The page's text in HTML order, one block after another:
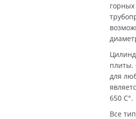
плиты.
для
650 C°.
Все